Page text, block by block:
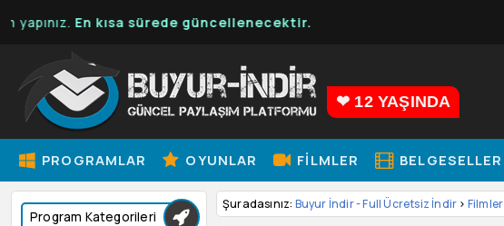
En kısa sürede güncellenecektir.
❤ 12 YAŞINDA
PROGRAMLAR OYUNLAR FILMLER BELGESELLER
Program Kategorileri
Şuradasınız: Buyur İndir - Full Ücretsiz İndir > Filmler